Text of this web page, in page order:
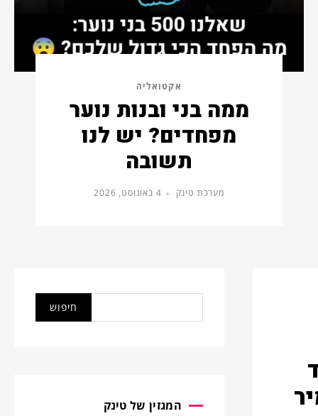
אקטואליה
ממה בני ובנות נוער
מפחדים? יש לנו
תשובה
מערכת טינק 4 באוגוסט, 2026
המגזין של טינק